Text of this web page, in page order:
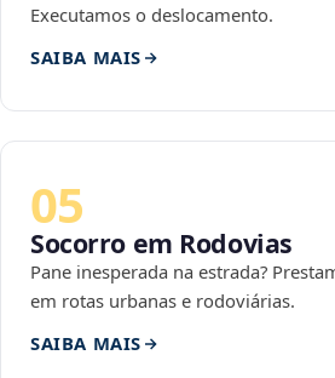
Executamos o deslocamento.
SAIBA MAIS
05
Socorro em Rodovias
Pane inesperada na estrada?
em rotas urbanas e rodoviárias.
SAIBA MAIS